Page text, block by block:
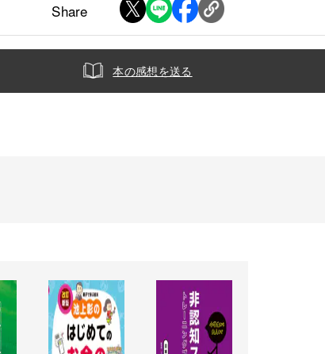
Share
本の感想を送る